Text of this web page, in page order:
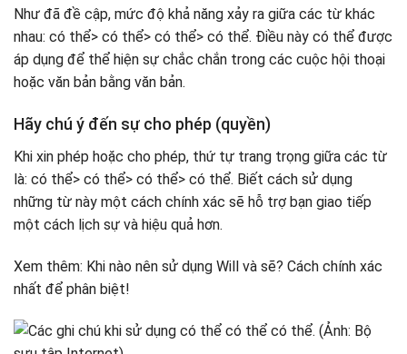
Như đã đề cập, mức độ khả năng xảy ra giữa các từ khác
nhau: có thể> có thể> có thể> có thể. Điều này có thể được
áp dụng để thể hiện sự chắc chắn trong các cuộc hội thoại
hoặc văn bản bằng văn bản.
Hãy chú ý đến sự cho phép (quyền)
Khi xin phép hoặc cho phép, thứ tự trang trọng giữa các từ
là: có thể> có thể> có thể> có thể. Biết cách sử dụng
những từ này một cách chính xác sẽ hỗ trợ bạn giao tiếp
một cách lịch sự và hiệu quả hơn.
Xem thêm: Khi nào nên sử dụng Will và sẽ? Cách chính xác
nhất để phân biệt!